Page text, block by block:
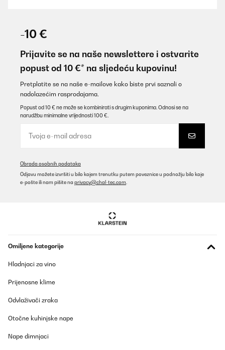
passe très bien dans ma cuisine.
Utilisateur d'Amazon
Prevedi
POTVRĐENI PREGLED
Verhältnismäßig hochpreisig aber schön und gute Qualität
Prevedi
Ich hatte den Mülleimer im Oktober bestellt und finde ihn mega
ging er kaputt. Ich habe dem Kundenservice angeschrieben und
dieser schickte mit sofort einen Neuen. Den Alten konnte ich
dass dies so unkompliziert ging. Es wäre auch sehr ärgerlich
-10 €
Prijavite se na naše newslettere i ostvarite
popust od 10 €* na sljedeću kupovinu!
Pretplatite se na naše e-mailove kako biste prvi saznali o
nadolazećim rasprodajama.
Popust od 10 € ne može se kombinirati s drugim kuponima. Odnosi se na
narudžbu minimalne vrijednosti 100 €.
Obrada osobnih podataka
Odjavu možete izvršiti u bilo kojem trenutku putem poveznice u podnožju bilo koje
e-pošte ili nam pišite na privacy@chal-tec.com
Omiljene kategorije
Hladnjaci za vino
Prijenosne klime
Odvlaživači zraka
Otočne kuhinjske nape
Nape dimnjaci